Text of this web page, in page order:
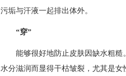
污垢与汗液一起排出体外。
“穿”
能够很好地防止皮肤因缺水粗
水分滋润而显得干枯皱裂，尤其是